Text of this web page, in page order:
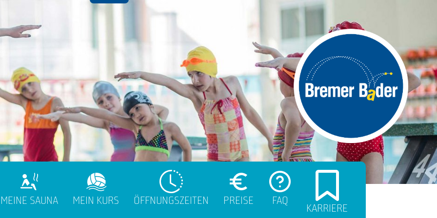
MEINE SAUNA MEIN KURS ÖFFNUNGSZEITEN PREISE FAQ
KARRIERE